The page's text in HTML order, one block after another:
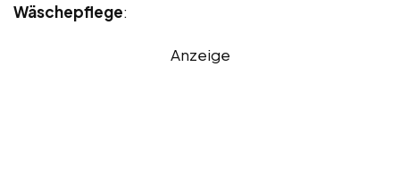
Wäschepflege:
Anzeige